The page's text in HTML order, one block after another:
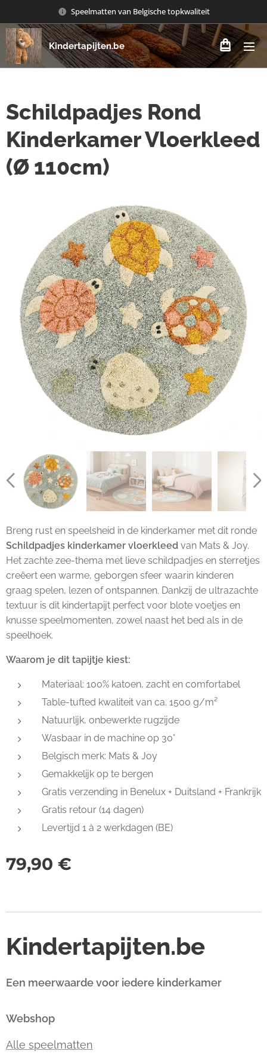
Speelmatten van Belgische topkwaliteit
Kindertapijten.be
Schildpadjes Rond
Kinderkamer Vloerkleed
(Ø 110cm)
Breng rust en speelsheid in de kinderkamer met dit ronde
Schildpadjes kinderkamer vloerkleed van Mats & Joy.
Het zachte zee-thema met lieve schildpadjes en sterretjes
creëert een warme, geborgen sfeer waarin kinderen
graag spelen, lezen of ontspannen. Dankzij de ultrazachte
textuur is dit kindertapijt perfect voor blote voetjes en
knusse speelmomenten, zowel naast het bed als in de
speelhoek.
Waarom je dit tapijtje kiest:
Materiaal: 100% katoen, zacht en comfortabel
Table-tufted kwaliteit van ca. 1500 g/m²
Natuurlijk, onbewerkte rugzijde
Wasbaar in de machine op 30°
Belgisch merk: Mats & Joy
Gemakkelijk op te bergen
Gratis verzending in Benelux + Duitsland + Frankrijk
Gratis retour (14 dagen)
Levertijd 1 à 2 werkdagen (BE)
79,90 €
Kindertapijten.be
Een meerwaarde voor iedere kinderkamer
Webshop
Alle speelmatten